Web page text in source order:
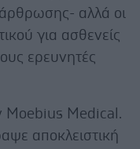
αλλά οι
για ασθενείς
ερευνητές
Moebius Medical.
αποκλειστική